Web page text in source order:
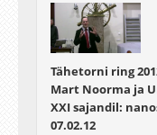
Tähetorni ring
Mart Noorma ja
XXI sajandil:
07.02.12